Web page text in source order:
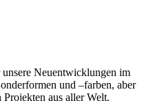
Neuentwicklungen im
und –farben, aber
aus aller Welt.